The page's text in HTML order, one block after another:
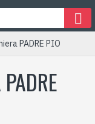
PADRE PIO